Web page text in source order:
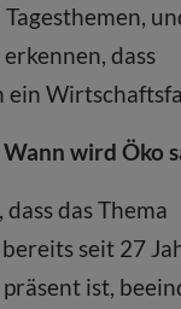
dass
wird Öko
das Thema
seit 27
ist,